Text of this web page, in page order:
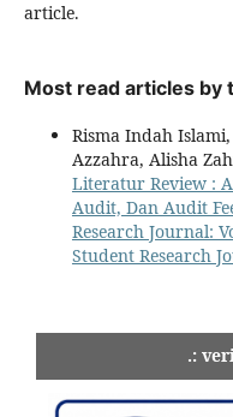
article.
Most read articles by
Risma Indah
Azzahra, Alisha
Literatur Review :
Audit, Dan Audit
Research Journal:
Student Research
.: